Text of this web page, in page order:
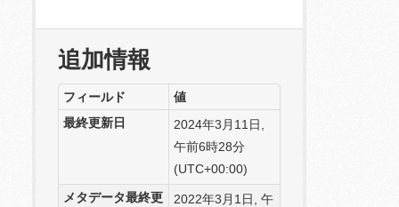
追加情報
フィールド
値
最終更新日
2024年3月11日,
午前6時28分
(UTC+00:00)
メタデータ最終更
2022年3月1日, 午